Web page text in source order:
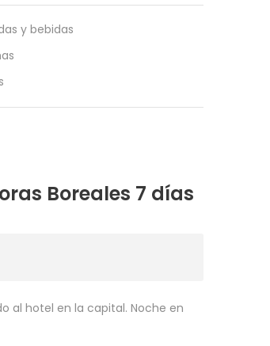
y bebidas
Boreales 7 días
al hotel en la capital. Noche en